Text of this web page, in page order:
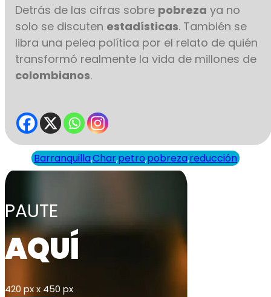
Detrás de las cifras sobre pobreza ya no
solo se discuten estadísticas. También se
libra una pelea política por el relato de quién
transformó realmente la vida de millones de
colombianos.
Barranquilla,Char,petro,pobreza,reducción
PAUTE
AQUÍ
420 px x 450 px